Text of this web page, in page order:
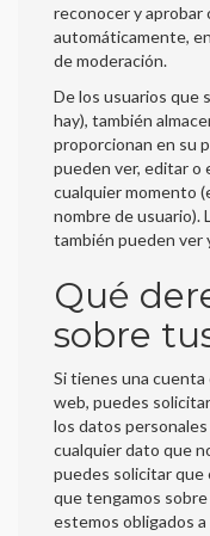
reconocer y aprobar
automáticamente,
de moderación.
De los usuarios que
hay), también
proporcionan en su
pueden ver, editar o
cualquier momento
nombre de usuario).
también pueden ver
Qué
sobre
Si tienes una
web, puedes
los datos
cualquier dato que
puedes solicitar que
que tengamos
estemos obligados